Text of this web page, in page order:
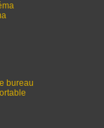
bureau